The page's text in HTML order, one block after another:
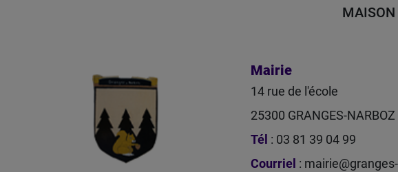
Mairie
14 rue de l'école
25300 GRANGES-NARBOZ
Tél : 03 81 39 04 99
Courriel :